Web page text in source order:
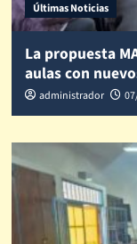
Últimas Noticias
La propuesta
aulas con
administrador